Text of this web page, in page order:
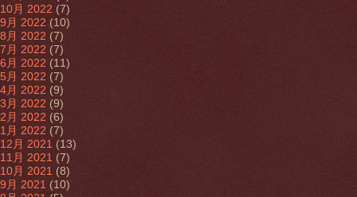
10月 2022 (7)
9月 2022 (10)
8月 2022 (7)
7月 2022 (7)
6月 2022 (11)
5月 2022 (7)
4月 2022 (9)
3月 2022 (9)
2月 2022 (6)
1月 2022 (7)
12月 2021 (13)
11月 2021 (7)
10月 2021 (8)
9月 2021 (10)